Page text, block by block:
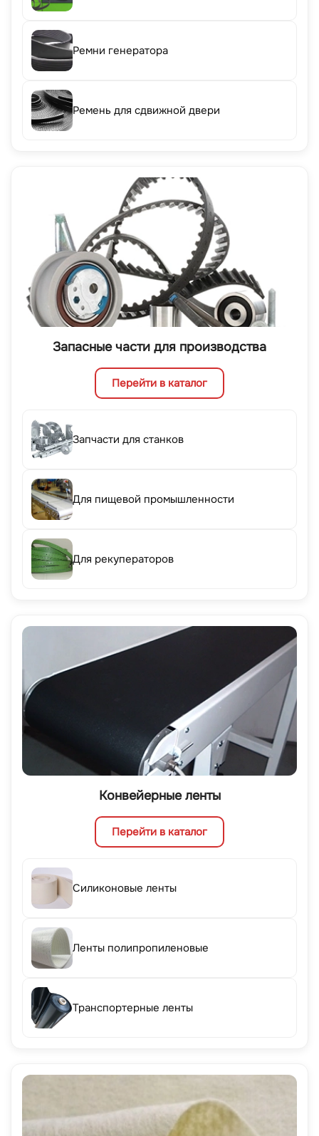
Ремни генератора
Ремень для сдвижной двери
Запасные части для производства
Перейти в каталог
Запчасти для станков
Для пищевой промышленности
Для рекуператоров
Конвейерные ленты
Перейти в каталог
Силиконовые ленты
Ленты полипропиленовые
Транспортерные ленты